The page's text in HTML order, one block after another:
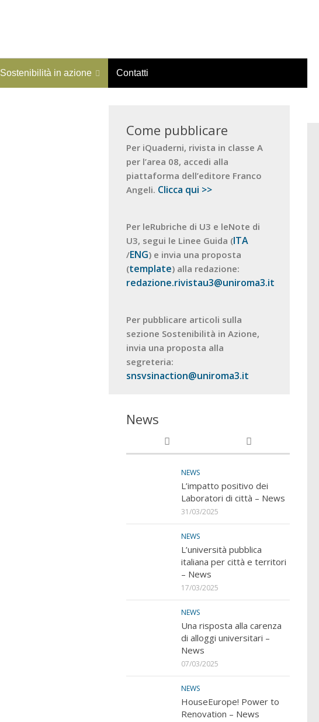
Sostenibilità in azione Contatti
Come pubblicare
Per iQuaderni, rivista in classe A
per l’area 08, accedi alla
piattaforma dell’editore Franco
Angeli. Clicca qui >>
Per leRubriche di U3 e leNote di
U3, segui le Linee Guida (ITA
/ENG) e invia una proposta
(template) alla redazione:
redazione.rivistau3@uniroma3.it
Per pubblicare articoli sulla
sezione Sostenibilità in Azione,
invia una proposta alla
segreteria:
snsvsinaction@uniroma3.it
News
NEWS
L’impatto positivo dei
Laboratori di città – News
31/03/2025
NEWS
L’università pubblica
italiana per città e territori
– News
17/03/2025
NEWS
Una risposta alla carenza
di alloggi universitari –
News
07/03/2025
NEWS
HouseEurope! Power to
Renovation – News